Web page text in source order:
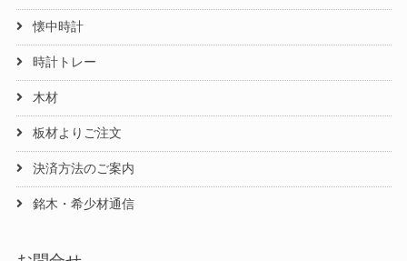
懐中時計
時計トレー
木材
板材よりご注文
決済方法のご案内
銘木・希少材通信